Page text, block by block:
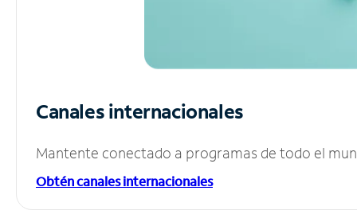
Canales internacionales
Mantente conectado a programas de todo el
Obtén canales internacionales